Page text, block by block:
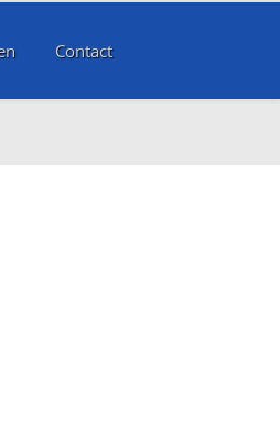
Contact